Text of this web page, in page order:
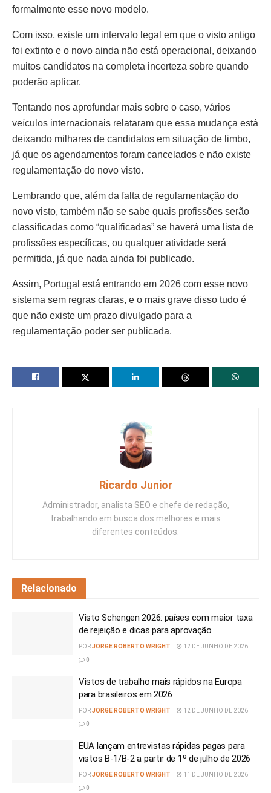
formalmente esse novo modelo.
Com isso, existe um intervalo legal em que o visto antigo
foi extinto e o novo ainda não está operacional, deixando
muitos candidatos na completa incerteza sobre quando
poderão aplicar.
Tentando nos aprofundar mais sobre o caso, vários
veículos internacionais relataram que essa mudança está
deixando milhares de candidatos em situação de limbo,
já que os agendamentos foram cancelados e não existe
regulamentação do novo visto.
Lembrando que, além da falta de regulamentação do
novo visto, também não se sabe quais profissões serão
classificadas como “qualificadas” se haverá uma lista de
profissões específicas, ou qualquer atividade será
permitida, já que nada ainda foi publicado.
Assim, Portugal está entrando em 2026 com esse novo
sistema sem regras claras, e o mais grave disso tudo é
que não existe um prazo divulgado para a
regulamentação poder ser publicada.
Ricardo Junior
Administrador, analista SEO e chefe de redação,
trabalhando em busca dos melhores e mais
diferentes conteúdos.
Relacionado
Visto Schengen 2026: países com maior taxa
de rejeição e dicas para aprovação
PORJORGE ROBERTO WRIGHT
12 DE JUNHO DE 2026
0
Vistos de trabalho mais rápidos na Europa
para brasileiros em 2026
PORJORGE ROBERTO WRIGHT
12 DE JUNHO DE 2026
0
EUA lançam entrevistas rápidas pagas para
vistos B-1/B-2 a partir de 1º de julho de 2026
PORJORGE ROBERTO WRIGHT
11 DE JUNHO DE 2026
0